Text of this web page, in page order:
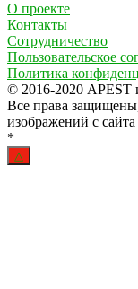
О проекте
Контакты
Сотрудничество
Пользовательское
Политика
© 2016-2020 APEST
Все права
изображений с сайта
*